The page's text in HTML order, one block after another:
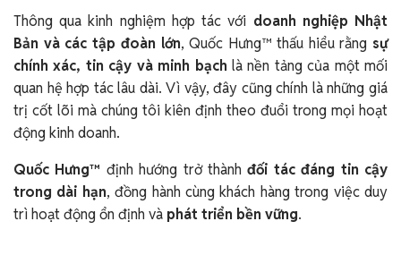
Thông qua kinh nghiệm hợp tác với doanh nghiệp Nhật
Bản và các tập đoàn lớn, Quốc Hưng™ thấu hiểu rằng sự
chính xác, tin cậy và minh bạch là nền tảng của một mối
quan hệ hợp tác lâu dài. Vì vậy, đây cũng chính là những giá
trị cốt lõi mà chúng tôi kiên định theo đuổi trong mọi hoạt
động kinh doanh.
Quốc Hưng™ định hướng trở thànhđối tác đáng tin cậy
trong dài hạn, đồng hành cùng khách hàng trong việc duy
trì hoạt động ổn định và phát triển bền vững.